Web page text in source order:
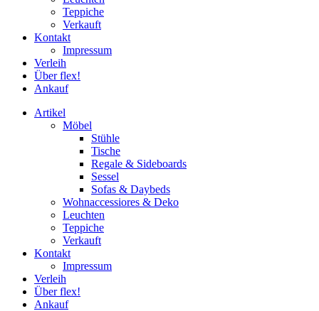
Teppiche
Verkauft
Kontakt
Impressum
Verleih
Über flex!
Ankauf
Artikel
Möbel
Stühle
Tische
Regale & Sideboards
Sessel
Sofas & Daybeds
Wohnaccessiores & Deko
Leuchten
Teppiche
Verkauft
Kontakt
Impressum
Verleih
Über flex!
Ankauf